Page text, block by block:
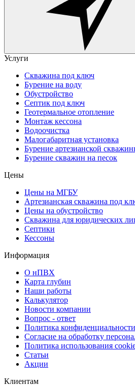
Услуги
Скважина под ключ
Бурение на воду
Обустройство
Септик под ключ
Геотермальное отопление
Монтаж кессона
Водоочистка
Малогабаритная установка
Бурение артезианской
Бурение скважин на песок
Цены
Цены на МГБУ
Артезианская скважина под
Цены на обустройство
Скважина для юридических
Септики
Кессоны
Информация
О нПВХ
Карта глубин
Наши работы
Калькулятор
Новости компании
Вопрос - ответ
Политика конфиденциальности
Согласие на обработку
Политика использования
Статьи
Акции
Клиентам